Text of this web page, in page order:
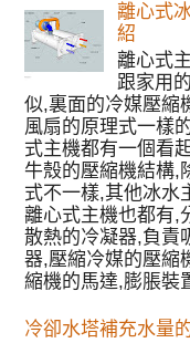
離心式
紹
離心式
跟家用
似,裏面的冷媒壓縮
風扇的原理式一樣
式主機都有一個看
牛殼的壓縮機結構,
式不一樣,其他冰水
離心式主機也都有,
散熱的冷凝器,負責
器,壓縮冷媒的壓縮
縮機的馬達,膨脹裝
冷卻水塔補充水量